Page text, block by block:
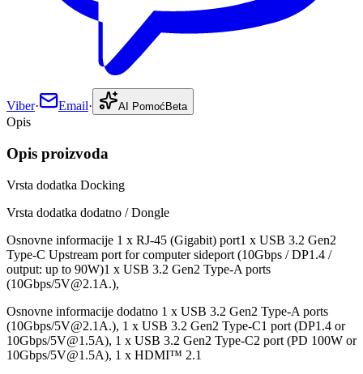
Viber· Email· AI Pomoć Beta
Opis
Opis proizvoda
Vrsta dodatka Docking
Vrsta dodatka dodatno / Dongle
Osnovne informacije 1 x RJ-45 (Gigabit) port1 x USB 3.2 Gen2
Type-C Upstream port for computer sideport (10Gbps / DP1.4 /
output: up to 90W)1 x USB 3.2 Gen2 Type-A ports
(10Gbps/5V@2.1A.),
Osnovne informacije dodatno 1 x USB 3.2 Gen2 Type-A ports
(10Gbps/5V@2.1A.), 1 x USB 3.2 Gen2 Type-C1 port (DP1.4 or
10Gbps/5V@1.5A), 1 x USB 3.2 Gen2 Type-C2 port (PD 100W or
10Gbps/5V@1.5A), 1 x HDMI™ 2.1